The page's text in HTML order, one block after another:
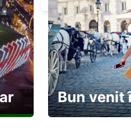
Bun venit